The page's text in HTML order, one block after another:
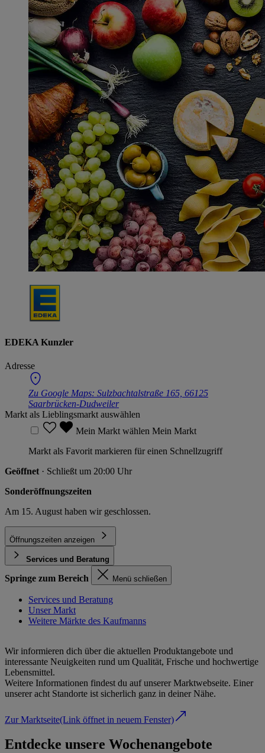
EDEKA Kunzler
Adresse
Zu Google Maps: Sulzbachtalstraße 165, 66125
Saarbrücken-Dudweiler
Markt als Lieblingsmarkt auswählen
Mein Markt wählen Mein Markt
Markt als Favorit markieren für einen Schnellzugriff
Geöffnet · Schließt um 20:00 Uhr
Sonderöffnungszeiten
Am 15. August haben wir geschlossen.
Öffnungszeiten anzeigen
Services und Beratung
Springe zum Bereich Menü schließen
Services und Beratung
Unser Markt
Weitere Märkte des Kaufmanns
Wir informieren dich über die aktuellen Produktangebote und
interessante Neuigkeiten rund um Qualität, Frische und hochwertige
Lebensmittel.
Weitere Informationen findest du auf unserer Marktwebseite. Einer
unserer acht Standorte ist sicherlich ganz in deiner Nähe.
Zur Marktseite(Link öffnet in neuem Fenster)
Entdecke unsere Wochenangebote